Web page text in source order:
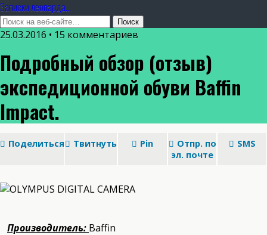
Записки леопарда...
25.03.2016 • 15 комментариев
Подробный обзор (отзыв)
экспедиционной обуви Baffin
Impact.
Поделиться Твитнуть Pin
Отпр. по
эл. почте
SMS
Производитель: Baffin